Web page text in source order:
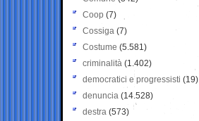
Coop (7)
Cossiga (7)
Costume (5.581)
criminalità (1.402)
democratici e progressisti (19)
denuncia (14.528)
destra (573)